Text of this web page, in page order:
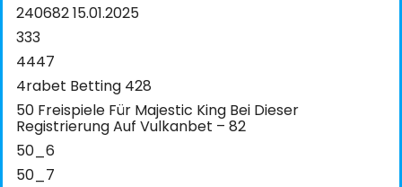
240682 15.01.2025
333
4447
4rabet Betting 428
50 Freispiele Für Majestic King Bei Dieser
Registrierung Auf Vulkanbet – 82
50_6
50_7